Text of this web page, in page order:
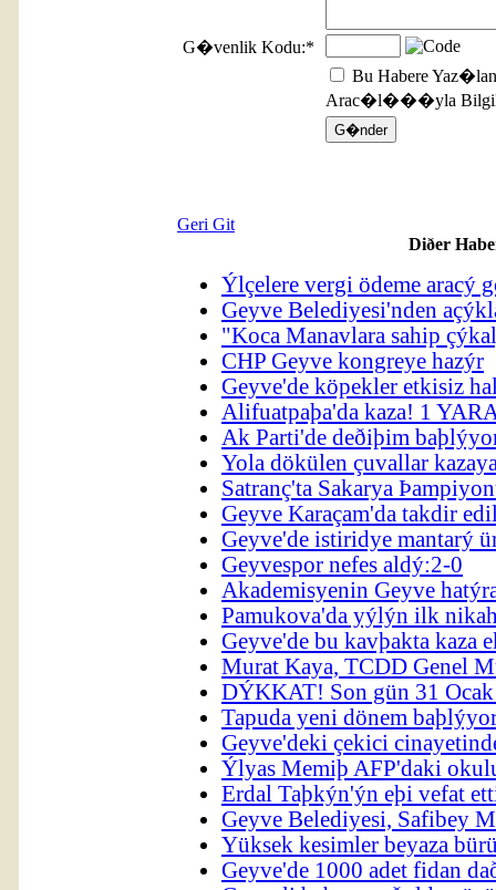
G�venlik Kodu:*
Bu Habere
Arac�l���yla
Geri Git
Diðer
Ýlçelere vergi ödeme aracý
Geyve Belediyesi'nden
"Koca Manavlara sahip
CHP Geyve kongreye hazýr
Geyve'de köpekler etkisiz
Alifuatpaþa'da kaza! 1
Ak Parti'de deðiþim
Yola dökülen çuvallar
Satranç'ta Sakarya
Geyve Karaçam'da takdir
Geyve'de istiridye mantarý
Geyvespor nefes aldý:2-0
Akademisyenin Geyve
Pamukova'da yýlýn ilk
Geyve'de bu kavþakta kaza
Murat Kaya, TCDD Genel
DÝKKAT! Son gün 31
Tapuda yeni dönem
Geyve'deki çekici
Ýlyas Memiþ AFP'daki
Erdal Taþkýn'ýn eþi vefat
Geyve Belediyesi, Safibey
Yüksek kesimler beyaza
Geyve'de 1000 adet fidan